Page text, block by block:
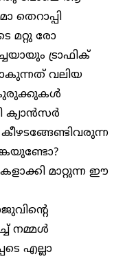
തെറാപ്പി
മറ്റു രോ​
ട്രാഫിക്
വലിയ
കുരുക്കുകൾ
ക്യാൻസർ
മാറ്റുന്ന ഈ
നമ്മൾ
എല്ലാ